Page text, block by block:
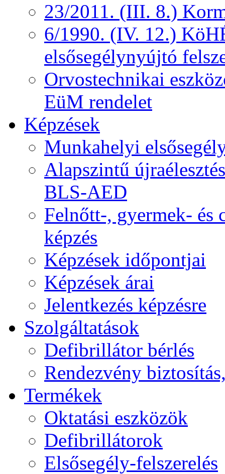
23/2011. (III. 8.)
6/1990. (IV. 12.)
elsősegélynyújtó
Orvostechnikai
EüM rendelet
Képzések
Munkahelyi
Alapszintű
BLS-AED
Felnőtt-, gyermek- és
képzés
Képzések időpontjai
Képzések árai
Jelentkezés képzésre
Szolgáltatások
Defibrillátor bérlés
Rendezvény
Termékek
Oktatási eszközök
Defibrillátorok
Elsősegély-felszerelés